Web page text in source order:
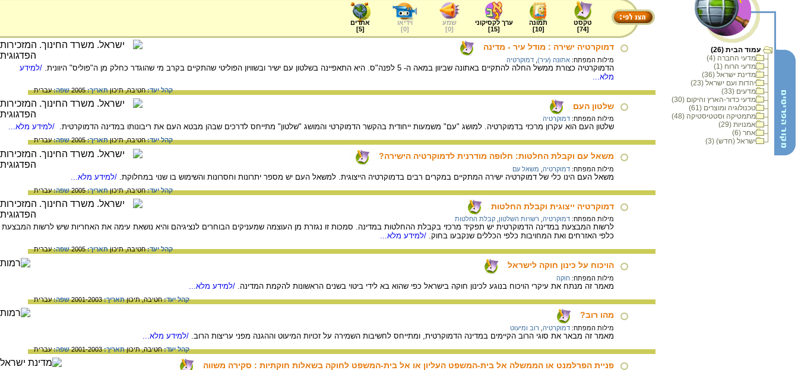
עמוד הבית (26)
מדעי החברה (4)
מדעי הרוח (1)
מדינת ישראל (36)
יהדות ועם ישראל (23)
מדעים (33)
מדעי כדור-הארץ והיקום (30)
טכנולוגיה ומוצרים (61)
מתמטיקה וסטטיסטיקה (48)
אמנויות (29)
אחר (6)
ישראל (חדש) (3)
טקסט
[
74
]
תמונה
[
10
]
ערך לקסיקוני
[
15
]
שמע
[
0
]
וידיאו
[
0
]
אתרים
[
5
]
דמוקרטיה ישירה : מודל עיר - מדינה
מילות המפתח: אתונה (עיר) דמוקרטיה
הדמוקרטיה כצורת ממשל החלה להתקיים באתונה שביוון במאה ה- 5 לפנה"ס. היא התאפיינה בשלטון עם ישיר ובשוויון הפוליטי שהתקיים בקרב מי שהוגדר כחלק מן ה"פוליס" היוונית.
/למידע
מלא...
קהל יעד:חטיבה,תיכוןתאריך:2005 שפה:עברית
שלטון העם
מילות המפתח: דמוקרטיה
שלטון העם הוא עקרון מרכזי בדמוקרטיה. למושג "עם" משמעות ייחודית בהקשר הדמוקרטי והמושג "שלטון" מתייחס לדרכים שבהן מבטא העם את ריבונותו במדינה הדמוקרטית. /למידע מלא...
קהל יעד:חטיבה,תיכוןתאריך:2005 שפה:עברית
משאל עם וקבלת החלטות: חלופה מודרנית לדמוקרטיה הישירה?
מילות המפתח: דמוקרטיה משאל עם
משאל העם הינו כלי של דמוקרטיה ישירה המתקיים במקרים רבים בדמוקרטיה הייצוגית. למשאל העם יש מספר יתרונות וחסרונות והשימוש בו שנוי במחלוקת. /למידע מלא...
קהל יעד:חטיבה,תיכוןתאריך:2005 שפה:עברית
דמוקרטיה ייצוגית וקבלת החלטות
מילות המפתח: דמוקרטיה רשויות השלטון קבלת החלטות
לרשות המבצעת במדינה הדמוקרטית יש תפקיד מרכזי בקבלת ההחלטות במדינה. סמכות זו נגזרת מן העוצמה שמעניקים הבוחרים לנציגיהם והיא נושאת עימה את האחריות שיש לרשות המבצעת
כלפי האזרחים ואת המחויבות כלפי הכללים שנקבעו בחוק. /למידע מלא...
קהל יעד:חטיבה,תיכוןתאריך:2005 שפה:עברית
הויכוח על כינון חוקה לישראל
מילות המפתח: חוקה
מאמר זה מנתח את עיקרי הויכוח בנוגע לכינון חוקה בישראל כפי שהוא בא לידי ביטוי בשנים הראשונות להקמת המדינה. /למידע מלא...
קהל יעד:חטיבה,תיכוןתאריך:2001-2003 שפה:עברית
מהו רוב?
מילות המפתח: דמוקרטיה רוב ומיעוט
מאמר זה מבאר את סוגי הרוב הקיימים במדינה הדמוקרטית, ומתייחס לחשיבות השמירה על זכויות המיעוט וההגנה מפני עריצות הרוב. /למידע מלא...
קהל יעד:חטיבה,תיכוןתאריך:2001-2003 שפה:עברית
פניית הפרלמנט או הממשלה אל בית-המשפט העליון או אל בית-המשפט לחוקה בשאלות חוקתיות : סקירה משווה